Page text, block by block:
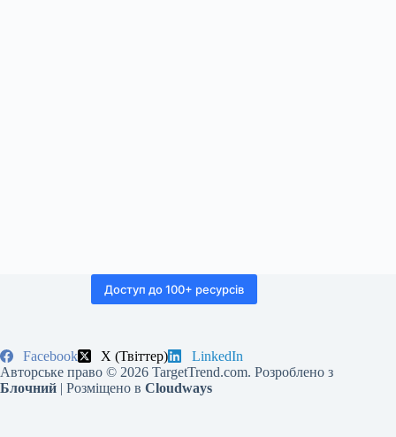
Доступ до 100+ ресурсів
Facebook X (Твіттер)
LinkedIn
Авторське право © 2026 TargetTrend.com. Розроблено з
Блочний | Розміщено в Cloudways